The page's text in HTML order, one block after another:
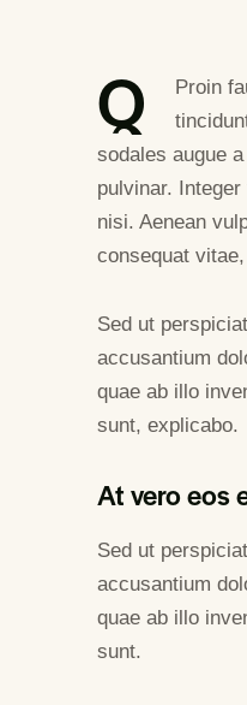
Q
Proin
sodales augue
pulvinar.
nisi. Aenean
consequat
Sed ut
accusantium
quae ab illo
sunt, explicabo.
At vero eos
Sed ut
accusantium
quae ab illo
sunt.